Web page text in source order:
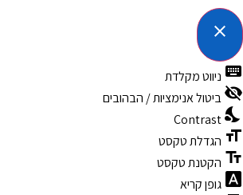
close פתיחה וסגירה של תפריט הנגישות
keyboard ניווט מקלדת
visibility_offביטול אנימציות / הבהובים
nights_stay
Contrast
format_size הגדלת טקסט
text_fields הקטנת טקסט
font_download גופן קריא